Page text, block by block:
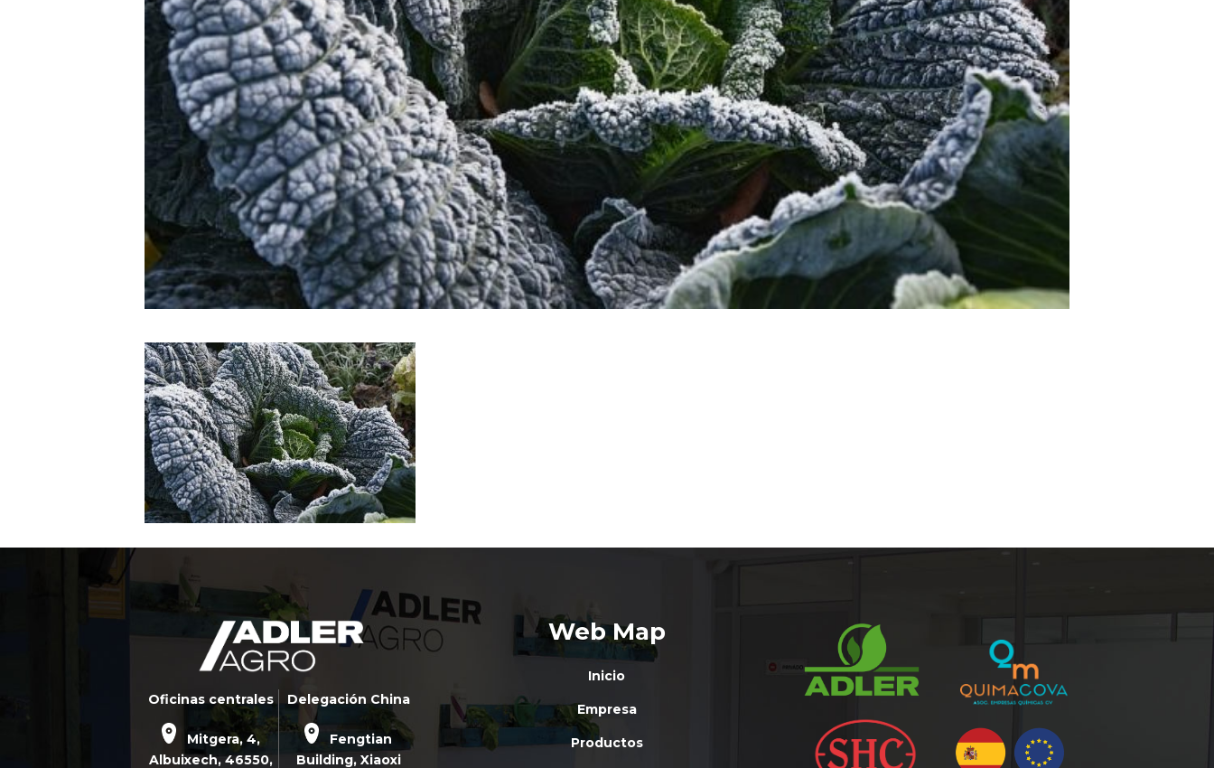
Oficinas centrales
Mitgera, 4,
Albuixech,46550,
Delegación China
Fengtian
Building, Xiaoxi
Web Map
Inicio
Empresa
Productos